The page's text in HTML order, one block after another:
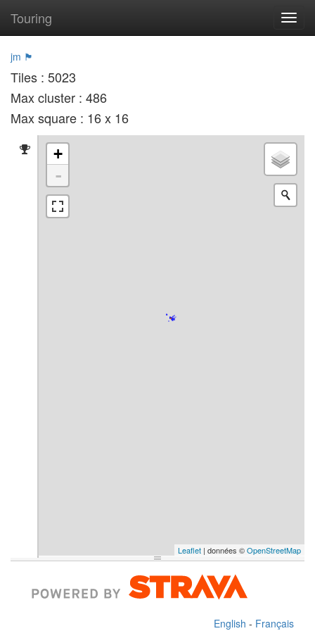
Touring
jm 🏴
Tiles : 5023
Max cluster : 486
Max square : 16 x 16
+
-
Leaflet | données ©OpenStreetMap
English - Français